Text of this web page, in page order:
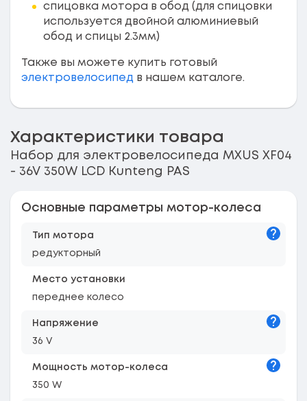
спицовка мотора в обод (для спицовки
используется двойной алюминиевый
обод и спицы 2.3мм)
Также вы можете купить готовый
электровелосипед в нашем каталоге.
Характеристики товара
Набор для электровелосипеда MXUS XF04
- 36V 350W LCD Kunteng PAS
Основные параметры мотор-колеса
Тип мотора
редукторный
Место установки
переднее колесо
Напряжение
36 V
Мощность мотор-колеса
350 W